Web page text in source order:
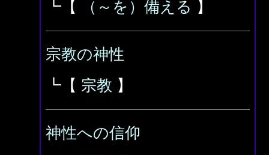
┗【
（～を）備える 】
宗教の神性
┗【 宗教 】
神性への信仰